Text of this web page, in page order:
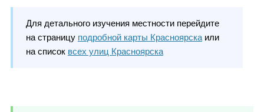
Для детального изучения местности перейдите
на страницу подробной карты Красноярскаили
на список всех улиц Красноярска